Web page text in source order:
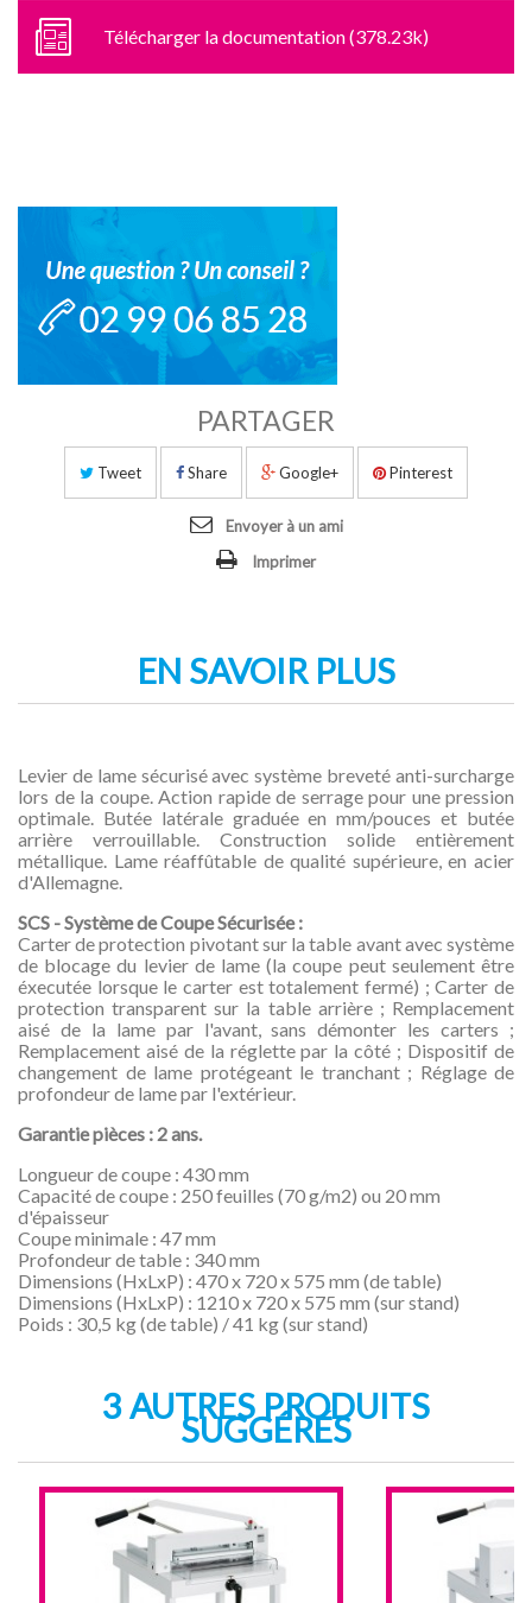
Télécharger la documentation (378.23k)
PARTAGER
Tweet Share Google+ Pinterest
Envoyer à un ami
Imprimer
EN SAVOIR PLUS
Levier de lame sécurisé avec système breveté anti-surcharge
lors de la coupe. Action rapide de serrage pour une pression
optimale. Butée latérale graduée en mm/pouces et butée
arrière verrouillable. Construction solide entièrement
métallique. Lame réaffûtable de qualité supérieure, en acier
d'Allemagne.
SCS - Système de Coupe Sécurisée :
Carter de protection pivotant sur la table avant avec système
de blocage du levier de lame (la coupe peut seulement être
éxecutée lorsque le carter est totalement fermé) ; Carter de
protection transparent sur la table arrière ; Remplacement
aisé de la lame par l'avant, sans démonter les carters ;
Remplacement aisé de la réglette par la côté ; Dispositif de
changement de lame protégeant le tranchant ; Réglage de
profondeur de lame par l'extérieur.
Garantie pièces : 2 ans.
Longueur de coupe : 430 mm
Capacité de coupe : 250 feuilles (70 g/m2) ou 20 mm
d'épaisseur
Coupe minimale : 47 mm
Profondeur de table : 340 mm
Dimensions (HxLxP) : 470 x 720 x 575 mm (de table)
Dimensions (HxLxP) : 1210 x 720 x 575 mm (sur stand)
Poids : 30,5 kg (de table) / 41 kg (sur stand)
3 AUTRES PRODUITS
SUGGÉRÉS